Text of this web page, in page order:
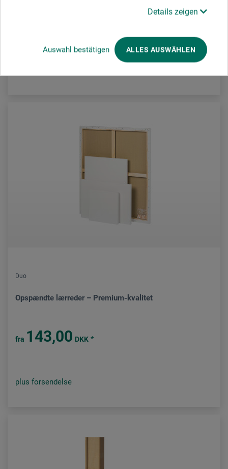
Details zeigen
Auswahl bestätigen ALLES AUSWÄHLEN
Duo
Opspændte lærreder – Premium-kvalitet
fra 143,00 DKK *
plus forsendelse